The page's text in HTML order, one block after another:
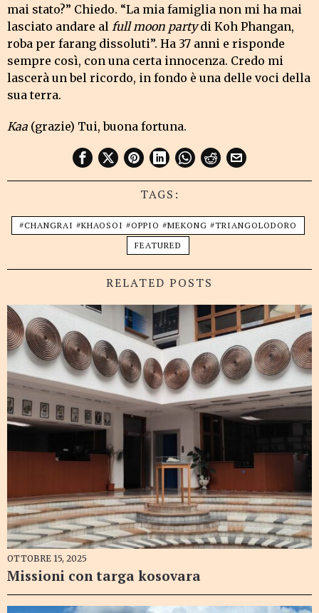
mai stato?” Chiedo. “La mia famiglia non mi ha mai
lasciato andare al full moon partydi Koh Phangan,
roba per farang dissoluti”. Ha 37 anni e risponde
sempre così, con una certa innocenza. Credo mi
lascerà un bel ricordo, in fondo è una delle voci della
sua terra.
Kaa (grazie) Tui, buona fortuna.
TAGS:
#CHANGRAI #KHAOSOI #OPPIO #MEKONG #TRIANGOLODORO
FEATURED
RELATED POSTS
OTTOBRE 15, 2025
Missioni con targa kosovara